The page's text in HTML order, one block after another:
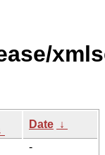
Date ↓
-